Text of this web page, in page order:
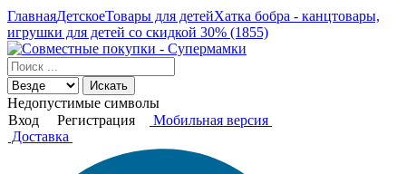
ГлавнаяДетскоеТовары для детейХатка бобра - канцтовары,
игрушки для детей со скидкой 30% (1855)
Искать
Недопустимые символы
Вход
Регистрация
Мобильная версия
Доставка